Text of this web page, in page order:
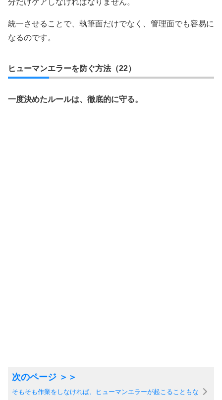
分だけケアしなければなりません。
統一させることで、執筆面だけでなく、管理面でも容易に
なるのです。
ヒューマンエラーを防ぐ方法（22）
一度決めたルールは、徹底的に守る。
そもそも作業をしなければ、ヒューマンエラーが起こることもな